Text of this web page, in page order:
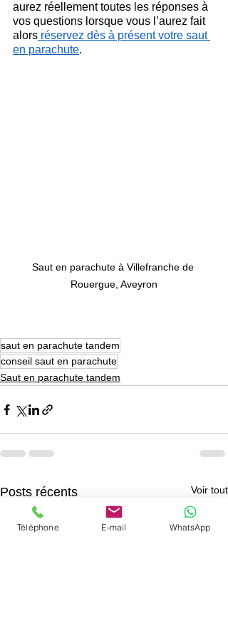
aurez réellement toutes les réponses à
vos questions lorsque vous l’aurez fait
alors réservez dès à présent votre saut
en parachute.
Saut en parachute à Villefranche de
Rouergue, Aveyron
saut en parachute tandem
conseil saut en parachute
Saut en parachute tandem
Posts récents Voir tout
Téléphone E-mail WhatsApp